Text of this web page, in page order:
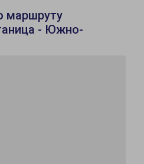
маршруту
- Южно-